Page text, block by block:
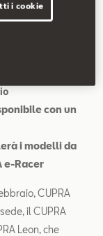
CUPRA Leon il
versioni
con un
i modelli da
e-Racer
CUPRA
il CUPRA
Leon, che
i cookie